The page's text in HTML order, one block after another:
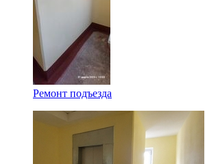
Ремонт подъезда